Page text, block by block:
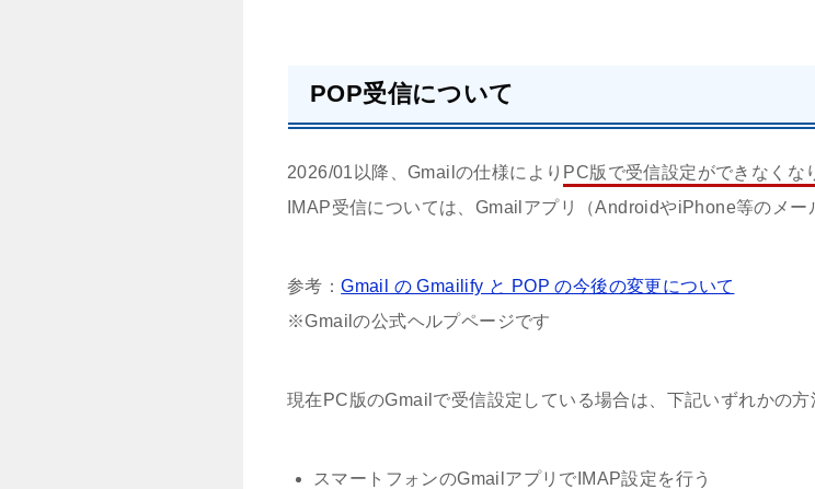
POP受信について
2026/01以降、Gmailの仕様により PC版で受信設定ができなくな
IMAP受信については、Gmailアプリ（AndroidやiPhone等のメー
参考：Gmail の Gmailify と POP の今後の変更について
※Gmailの公式ヘルプページです
現在PC版のGmailで受信設定している場合は、下記いずれかの方
スマートフォンのGmailアプリでIMAP設定を行う